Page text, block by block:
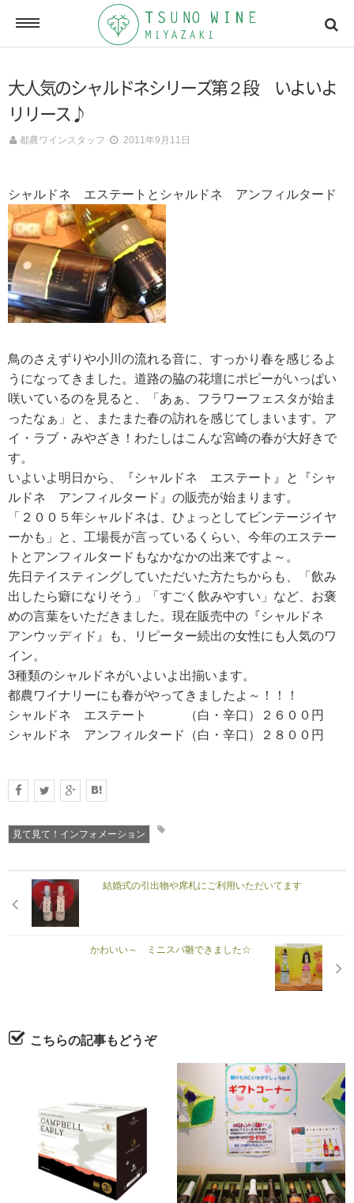
ONLINE SHOP
オンラインショッピング
ACCESSMAP
アクセスマップ
CONTACT
RECRUIT
求人情報
DATA
会社概要
大人気のシャルドネシリーズ第２段 いよいよ
リリース♪
都農ワインスタッフ 2011年9月11日
シャルドネ エステートとシャルドネ アンフィルタード
鳥のさえずりや小川の流れる音に、すっかり春を感じるよ
うになってきました。道路の脇の花壇にポピーがいっぱい
咲いているのを見ると、「あぁ、フラワーフェスタが始ま
ったなぁ」と、またまた春の訪れを感じてしまいます。ア
イ・ラブ・みやざき！わたしはこんな宮崎の春が大好きで
す。
いよいよ明日から、『シャルドネ エステート』と『シャ
ルドネ アンフィルタード』の販売が始まります。
「２００５年シャルドネは、ひょっとしてビンテージイヤ
ーかも」と、工場長が言っているくらい、今年のエステー
トとアンフィルタードもなかなかの出来ですよ～。
先日テイスティングしていただいた方たちからも、「飲み
出したら癖になりそう」「すごく飲みやすい」など、お褒
めの言葉をいただきました。現在販売中の『シャルドネ
アンウッディド』も、リピーター続出の女性にも人気のワ
イン。
3種類のシャルドネがいよいよ出揃います。
都農ワイナリーにも春がやってきましたよ～！！！
シャルドネ エステート （白・辛口）２６００円
シャルドネ アンフィルタード（白・辛口）２８００円
見て見て！インフォメーション
結婚式の引出物や席札にご利用いただいてます
かわいい～ ミニスパ雛できました☆
こちらの記事もどうぞ